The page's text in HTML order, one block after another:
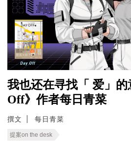
我也还在寻找「 爱」
Off》作者每日青菜
撰文 每日青菜
提案on the desk